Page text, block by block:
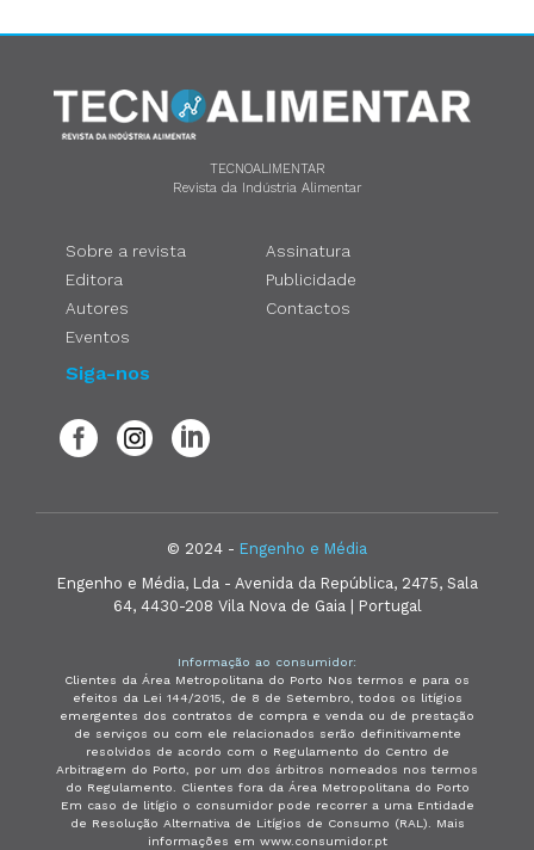
TECNOALIMENTAR
Revista da Indústria Alimentar
Sobre a revista
Editora
Autores
Eventos
Assinatura
Publicidade
Contactos
Siga-nos
© 2024 - Engenho e Média
Engenho e Média, Lda - Avenida da República, 2475, Sala
64, 4430-208 Vila Nova de Gaia | Portugal
Informação ao consumidor:
Clientes da Área Metropolitana do Porto Nos termos e para os
efeitos da Lei 144/2015, de 8 de Setembro, todos os litígios
emergentes dos contratos de compra e venda ou de prestação
de serviços ou com ele relacionados serão definitivamente
resolvidos de acordo com o Regulamento do Centro de
Arbitragem do Porto, por um dos árbitros nomeados nos termos
do Regulamento. Clientes fora da Área Metropolitana do Porto
Em caso de litígio o consumidor pode recorrer a uma Entidade
de Resolução Alternativa de Litígios de Consumo (RAL). Mais
informações em www.consumidor.pt